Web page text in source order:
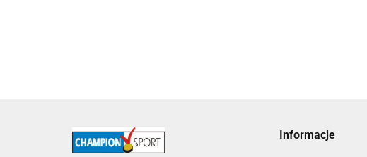
Informacje